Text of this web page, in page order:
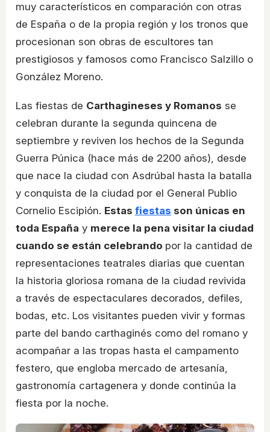
muy característicos en comparación con otras
de España o de la propia región y los tronos que
procesionan son obras de escultores tan
prestigiosos y famosos como Francisco Salzillo o
González Moreno.
Las fiestas de Carthagineses y Romanos se
celebran durante la segunda quincena de
septiembre y reviven los hechos de la Segunda
Guerra Púnica (hace más de 2200 años), desde
que nace la ciudad con Asdrúbal hasta la batalla
y conquista de la ciudad por el General Publio
Cornelio Escipión. Estas fiestas son únicas en
toda España y merece la pena visitar la ciudad
cuando se están celebrando por la cantidad de
representaciones teatrales diarias que cuentan
la historia gloriosa romana de la ciudad revivida
a través de espectaculares decorados, defiles,
bodas, etc. Los visitantes pueden vivir y formas
parte del bando carthaginés como del romano y
acompañar a las tropas hasta el campamento
festero, que engloba mercado de artesanía,
gastronomía cartagenera y donde continúa la
fiesta por la noche.